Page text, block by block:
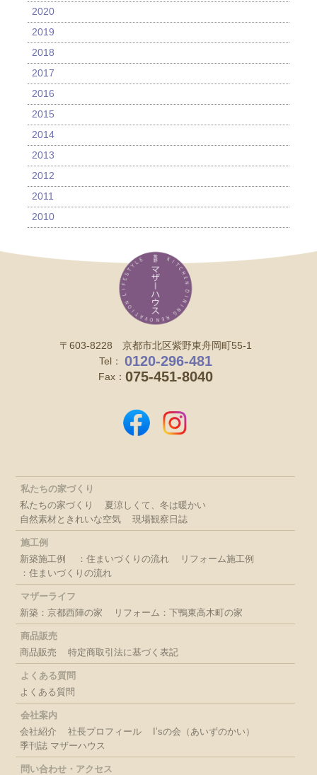
2020
2019
2018
2017
2016
2015
2014
2013
2012
2011
2010
〒603-8228 京都市北区紫野東舟岡町55-1
Tel：
0120-296-481
Fax： 075-451-8040
私たちの家づくり
私たちの家づくり
夏涼しくて、冬は暖かい
自然素材ときれいな空気
現場観察日誌
施工例
新築施工例
：住まいづくりの流れ
リフォーム施工例
：住まいづくりの流れ
マザーライフ
新築：京都西陣の家
リフォーム：下鴨東高木町の家
商品販売
商品販売
特定商取引法に基づく表記
よくある質問
よくある質問
会社案内
会社紹介
社長プロフィール
I’sの会（あいずのかい）
季刊誌 マザーハウス
問い合わせ・アクセス